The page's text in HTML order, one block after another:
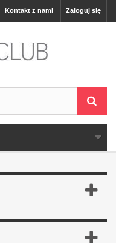
Zaloguj się
Kontakt z nami